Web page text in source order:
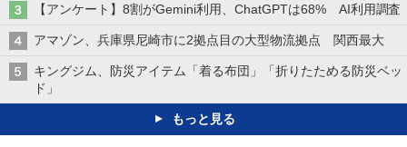
【アンケート】8割がGemini利用、ChatGPTは68% AI利用調査
アマゾン、兵庫県尼崎市に2拠点目の大型物流拠点 関西最大
キングジム、防災アイテム「着る布団」「折りたためる防災ベッ
ド」
もっと見る